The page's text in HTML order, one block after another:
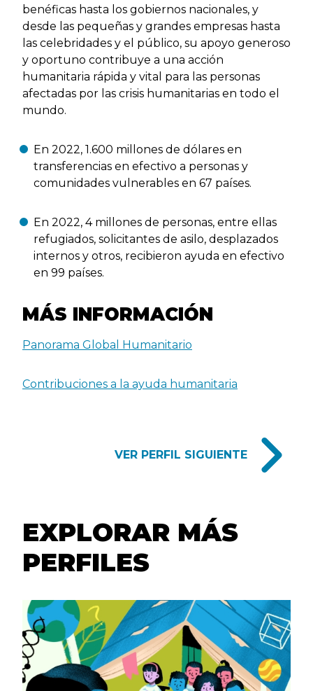
benéficas hasta los gobiernos nacionales, y
desde las pequeñas y grandes empresas hasta
las celebridades y el público, su apoyo generoso
y oportuno contribuye a una acción
humanitaria rápida y vital para las personas
afectadas por las crisis humanitarias en todo el
mundo.
En 2022, 1.600 millones de dólares en
transferencias en efectivo a personas y
comunidades vulnerables en 67 países.
En 2022, 4 millones de personas, entre ellas
refugiados, solicitantes de asilo, desplazados
internos y otros, recibieron ayuda en efectivo
en 99 países.
MÁS INFORMACIÓN
Panorama Global Humanitario
Contribuciones a la ayuda humanitaria
PROFILEVER PERFIL SIGUIENTE
EXPLORAR MÁS
PERFILES
EXPLORE
MORE
PROFILES